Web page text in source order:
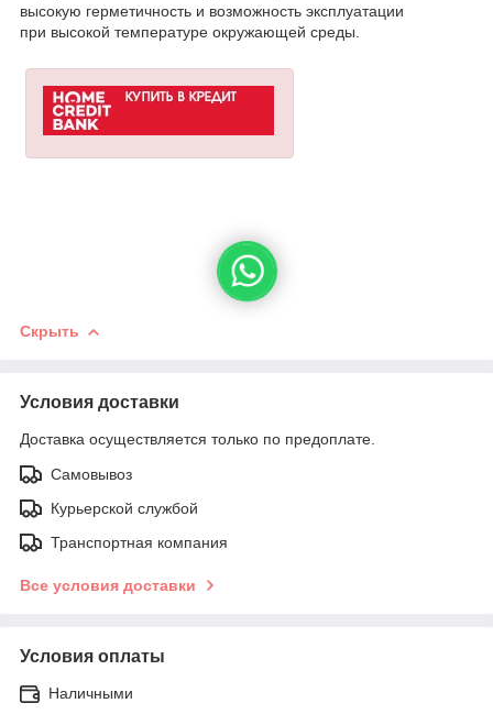
высокую герметичность и возможность эксплуатации
при высокой температуре окружающей среды.
Скрыть
Условия доставки
Доставка осуществляется только по предоплате.
Самовывоз
Курьерской службой
Транспортная компания
Все условия доставки
Условия оплаты
Наличными